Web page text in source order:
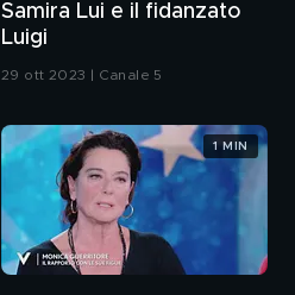
Samira Lui e il fidanzato
Luigi
29 ott 2023 | Canale 5
1 MIN